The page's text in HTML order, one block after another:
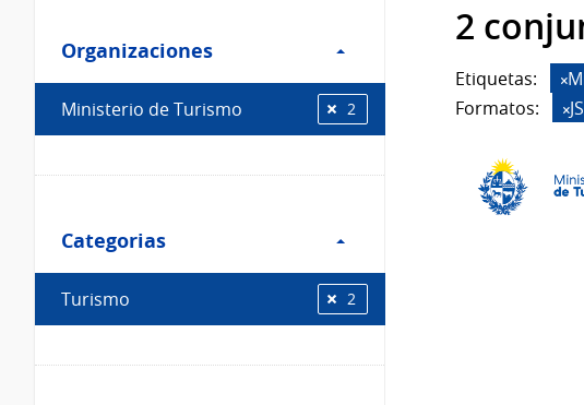
Organizaciones
Organizaciones
Ministerio de Turismo 2
Categorias
Categorias
Turismo 2
2
Etiquetas:
Formatos: